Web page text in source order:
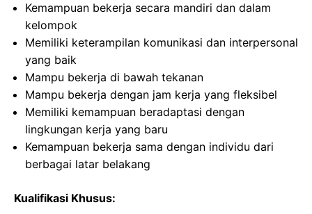
Kemampuan bekerja secara mandiri dan dalam
kelompok
Memiliki keterampilan komunikasi dan interpersonal
yang baik
Mampu bekerja di bawah tekanan
Mampu bekerja dengan jam kerja yang fleksibel
Memiliki kemampuan beradaptasi dengan
lingkungan kerja yang baru
Kemampuan bekerja sama dengan individu dari
berbagai latar belakang
Kualifikasi Khusus: